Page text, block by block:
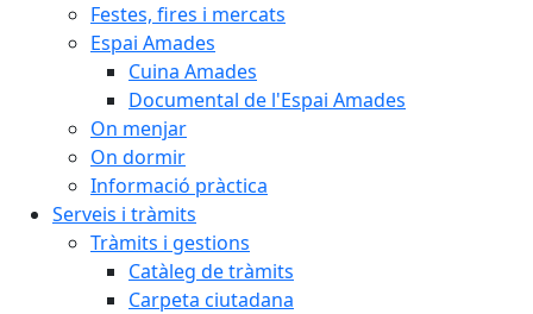
Festes, fires i mercats
Espai Amades
Cuina Amades
Documental de l'Espai Amades
On menjar
On dormir
Informació pràctica
Serveis i tràmits
Tràmits i gestions
Catàleg de tràmits
Carpeta ciutadana